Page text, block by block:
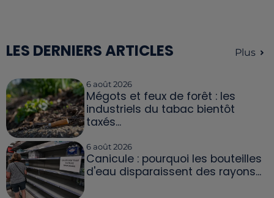
LES DERNIERS ARTICLES Plus
6 août 2026
Mégots et feux de forêt : les
industriels du tabac bientôt
taxés...
6 août 2026
Canicule : pourquoi les bouteilles
d'eau disparaissent des rayons...